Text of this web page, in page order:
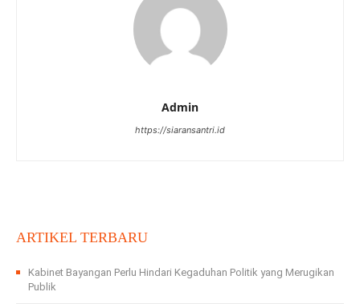
Admin
https://siaransantri.id
ARTIKEL TERBARU
Kabinet Bayangan Perlu Hindari Kegaduhan Politik yang Merugikan
Publik